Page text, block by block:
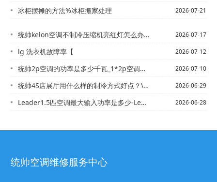
冰柜摆摊的方法%冰柜搬家处理 2026-07-21
统帅kelon空调不制冷压缩机亮红灯怎么办-_2&统帅LG挂机空调制冷不正常是什... 2026-07-17
lg 洗衣机故障率【 2026-07-12
统帅2p空调的功率是多少千瓦_1*2p空调机氟利昂的压力应该是多少？_4 2026-07-10
统帅4S店展厅用什么样的制冷方式好点？\统帅05款帕萨特领驭1.8t空调热风怎么... 2026-06-29
Leader1.5匹空调最大输入功率是多少-Leader1.5自动豪华的昂克赛拉... 2026-06-28
统帅空调维修服务中心